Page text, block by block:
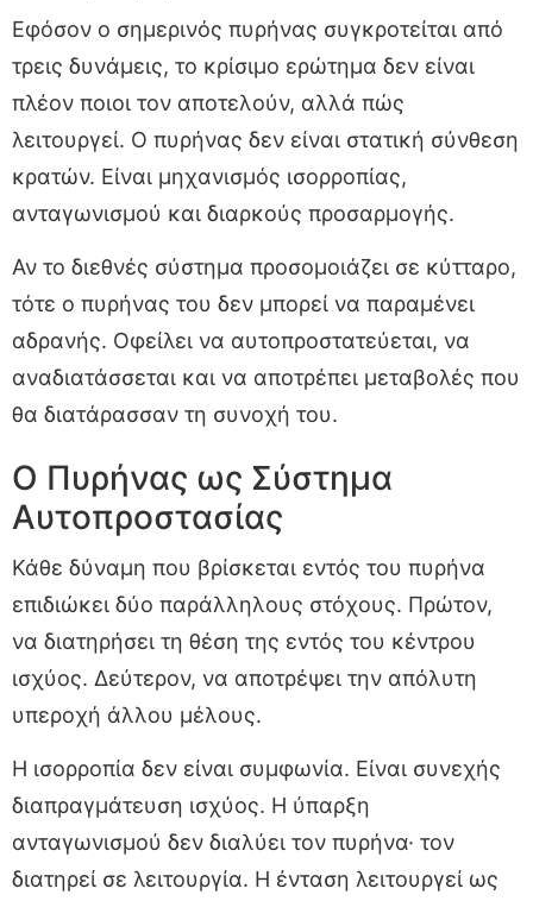
Εφόσον ο σημερινός πυρήνας συγκροτείται από
τρεις δυνάμεις, το κρίσιμο ερώτημα δεν είναι
πλέον ποιοι τον αποτελούν, αλλά πώς
λειτουργεί. Ο πυρήνας δεν είναι στατική σύνθεση
κρατών. Είναι μηχανισμός ισορροπίας,
ανταγωνισμού και διαρκούς προσαρμογής.
Αν το διεθνές σύστημα προσομοιάζει σε κύτταρο,
τότε ο πυρήνας του δεν μπορεί να παραμένει
αδρανής. Οφείλει να αυτοπροστατεύεται, να
αναδιατάσσεται και να αποτρέπει μεταβολές που
θα διατάρασσαν τη συνοχή του.
Ο Πυρήνας ως Σύστημα
Αυτοπροστασίας
Κάθε δύναμη που βρίσκεται εντός του πυρήνα
επιδιώκει δύο παράλληλους στόχους. Πρώτον,
να διατηρήσει τη θέση της εντός του κέντρου
ισχύος. Δεύτερον, να αποτρέψει την απόλυτη
υπεροχή άλλου μέλους.
Η ισορροπία δεν είναι συμφωνία. Είναι συνεχής
διαπραγμάτευση ισχύος. Η ύπαρξη
ανταγωνισμού δεν διαλύει τον πυρήνα· τον
διατηρεί σε λειτουργία. Η ένταση λειτουργεί ως